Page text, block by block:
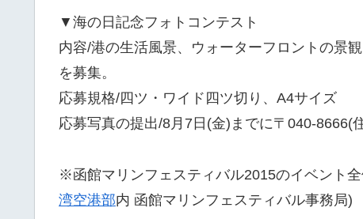
▼海の日記念フォトコンテスト
内容/港の生活風景、ウォーターフロントの景
を募集。
応募規格/四ツ・ワイド四ツ切り、A4サイズ
応募写真の提出/8月7日(金)までに〒040-8666(
※函館マリンフェスティバル2015のイベント
湾空港部内 函館マリンフェスティバル事務局)